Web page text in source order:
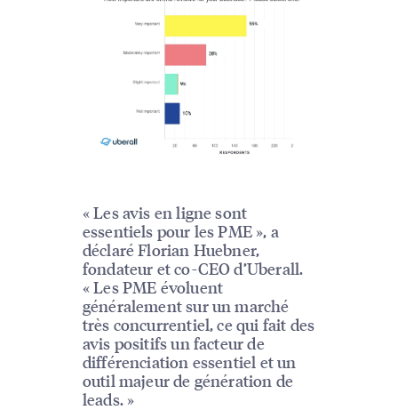
« Les avis en ligne sont
essentiels pour les PME », a
déclaré Florian Huebner,
fondateur et co-CEO d’Uberall.
« Les PME évoluent
généralement sur un marché
très concurrentiel, ce qui fait des
avis positifs un facteur de
différenciation essentiel et un
outil majeur de génération de
leads. »